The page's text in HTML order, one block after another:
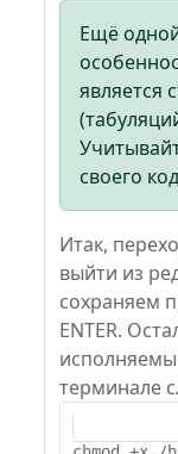
Ещё
является
своего
Итак,
выйти из
сохраняем
ENTER.
терминале